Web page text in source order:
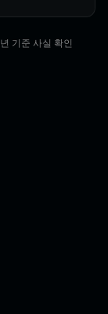
기준 사실 확인